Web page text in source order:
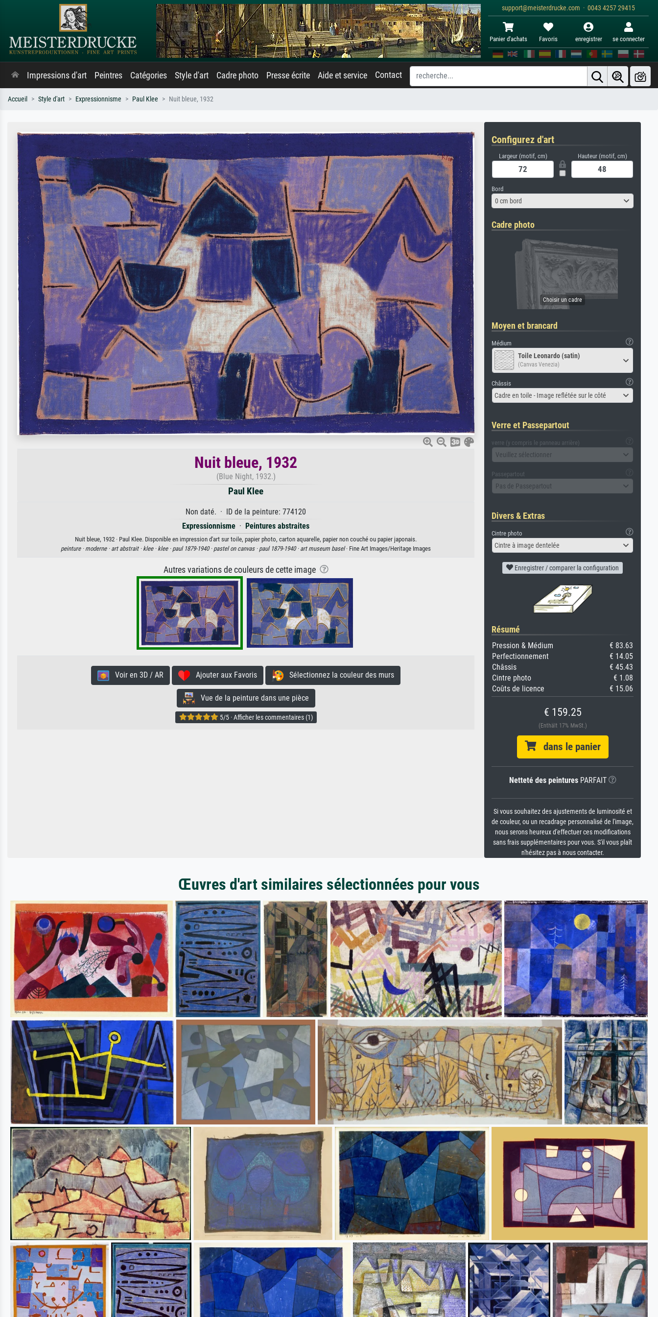
support@meisterdrucke.com · 0043 4257 29415
Panier d'achats Favoris enregistrer se connecter
Impressions d'art Peintres Catégories Style d'art Cadre photo Presse écrite Aide et service Contact
Accueil Style d'art Expressionnisme Paul Klee Nuit bleue, 1932
Nuit bleue, 1932
(Blue Night, 1932.)
Paul Klee
Non daté. · ID de la peinture: 774120
Expressionnisme · Peintures abstraites
Nuit bleue, 1932 · Paul Klee. Disponible en impression d'art sur toile, papier photo, carton aquarelle, papier non couché ou papier japonais.
peinture · moderne · art abstrait · klee · klee · paul 1879-1940 · pastel on canvas · paul 1879-1940 · art museum basel· Fine Art Images/Heritage Images
Autres variations de couleurs de cette image
Voir en 3D / AR Ajouter aux Favoris Sélectionnez la couleur des murs
Vue de la peinture dans une pièce
5/5 · Afficher les commentaires (1)
Configurez d'art
Largeur (motif, cm) Hauteur (motif, cm)
Bord
0 cm bord
Cadre photo
Moyen et brancard
Médium
Toile Leonardo (satin)
(Canvas Venezia)
Châssis
Cadre en toile - Image reflétée sur le côté
Verre et Passepartout
verre (y compris le panneau arrière)
Veuillez sélectionner
Passepartout
Pas de Passepartout
Divers & Extras
Cintre photo
Cintre à image dentelée
Enregistrer / comparer la configuration
Résumé
Pression & Médium
€ 83.63
Perfectionnement
€ 14.05
Châssis
€ 45.43
Cintre photo
€ 1.08
Coûts de licence
€ 15.06
€ 159.25
(Enthält 17% MwSt.)
dans le panier
Netteté des peinturesPARFAIT
Si vous souhaitez des ajustements de luminosité et
de couleur, ou un recadrage personnalisé de l'image,
nous serons heureux d'effectuer ces modifications
sans frais supplémentaires pour vous. S'il vous plaît
n'hésitez pas à nous contacter.
Œuvres d'art similaires sélectionnées pour vous